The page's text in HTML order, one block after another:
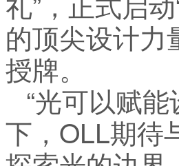
的顶尖设计力
授牌。
“光可以赋
下，OLL期待